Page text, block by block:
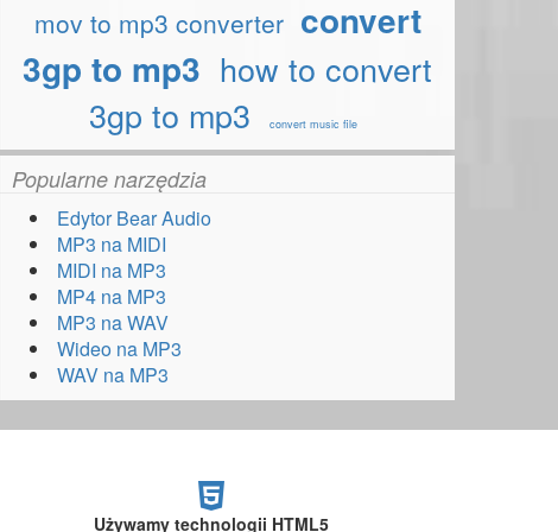
mov to mp3 converter convert
3gp to mp3 how to convert
3gp to mp3
convert music file
Popularne narzędzia
Edytor Bear Audio
MP3 na MIDI
MIDI na MP3
MP4 na MP3
MP3 na WAV
Wideo na MP3
WAV na MP3
Używamy technologii HTML5